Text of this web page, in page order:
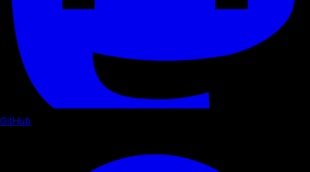
GitHub